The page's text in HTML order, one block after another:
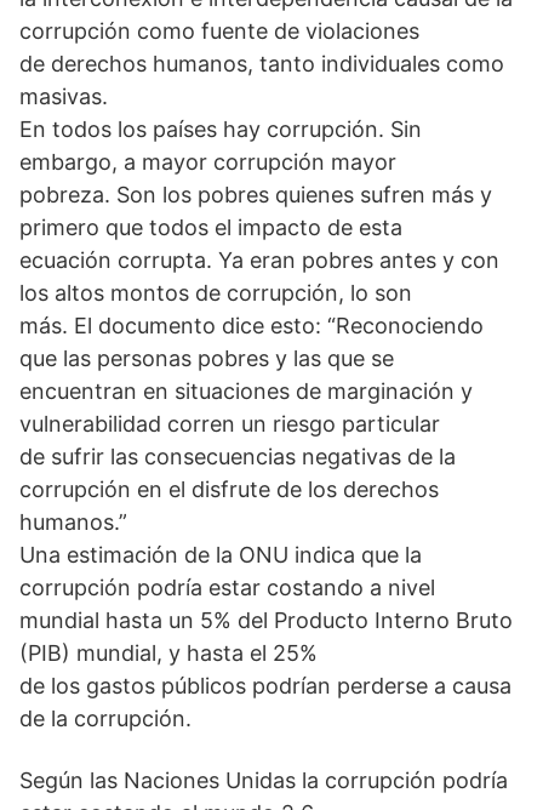
corrupción como fuente de violaciones
de derechos humanos, tanto individuales como
masivas.
En todos los países hay corrupción. Sin
embargo, a mayor corrupción mayor
pobreza. Son los pobres quienes sufren más y
primero que todos el impacto de esta
ecuación corrupta. Ya eran pobres antes y con
los altos montos de corrupción, lo son
más. El documento dice esto: “Reconociendo
que las personas pobres y las que se
encuentran en situaciones de marginación y
vulnerabilidad corren un riesgo particular
de sufrir las consecuencias negativas de la
corrupción en el disfrute de los derechos
humanos.”
Una estimación de la ONU indica que la
corrupción podría estar costando a nivel
mundial hasta un 5% del Producto Interno Bruto
(PIB) mundial, y hasta el 25%
de los gastos públicos podrían perderse a causa
de la corrupción.
Según las Naciones Unidas la corrupción podría